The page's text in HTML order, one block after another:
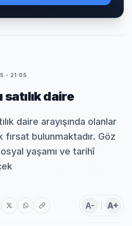
- 21:05
satılık daire
daire arayışında olanlar
bulunmaktadır. Göz
yaşamı ve tarihî
A- A+